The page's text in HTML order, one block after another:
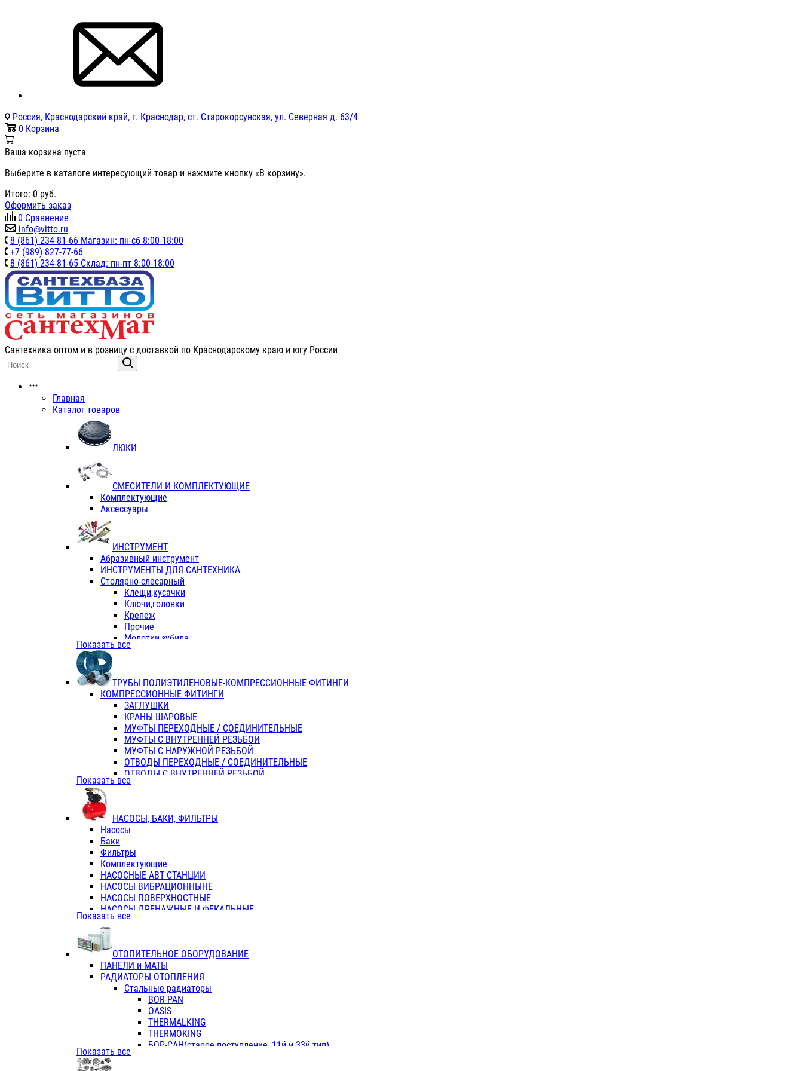
Россия, Краснодарский край, г. Краснодар, ст. Старокорсунская, ул. Северная д. 63/4
0 Корзина
Ваша корзина пуста
Выберите в каталоге интересующий товар и нажмите кнопку «В корзину».
Итого: 0 руб.
Оформить заказ
0 Сравнение
info@vitto.ru
8 (861) 234-81-66 Магазин: пн-сб 8:00-18:00
+7 (989) 827-77-66
8 (861) 234-81-65 Склад: пн-пт 8:00-18:00
Сантехника оптом и в розницу с доставкой по Краснодарскому краю и югу России
Главная
Каталог товаров
ЛЮКИ
СМЕСИТЕЛИ И КОМПЛЕКТУЮЩИЕ
Комплектующие
Аксессуары
ИНСТРУМЕНТ
Абразивный инструмент
ИНСТРУМЕНТЫ ДЛЯ САНТЕХНИКА
Столярно-слесарный
Клещи,кусачки
Ключи,головки
Крепеж
Прочие
Молотки,зубила
Пассатижи,тонкогубцы,утконосы
Отвертки
Хоз. инвентарь
ЭЛ. ИНСТРУМЕНТ OASIS
Показать все
ТРУБЫ ПОЛИЭТИЛЕНОВЫЕ-КОМПРЕССИОННЫЕ ФИТИНГИ
КОМПРЕССИОННЫЕ ФИТИНГИ
ЗАГЛУШКИ
КРАНЫ ШАРОВЫЕ
МУФТЫ ПЕРЕХОДНЫЕ / СОЕДИНИТЕЛЬНЫЕ
МУФТЫ С ВНУТРЕННЕЙ РЕЗЬБОЙ
МУФТЫ С НАРУЖНОЙ РЕЗЬБОЙ
ОТВОДЫ ПЕРЕХОДНЫЕ / СОЕДИНИТЕЛЬНЫЕ
ОТВОДЫ С ВНУТРЕННЕЙ РЕЗЬБОЙ
ОТВОДЫ С НАРУЖНОЙ РЕЗЬБОЙ
ТРОЙНИКИ ПЕРЕХОДНЫЕ / СОЕДИНИТЕЛЬНЫЕ
ТРОЙНИКИ С ВНУТРЕННЕЙ РЕЗЬБОЙ
КОЛЬЦА РЕЗИНОВЫЕ
ТРУБЫ НАПОРНЫЕ
ТРУБЫ ГОФРИРОВАННЫЕ ДВУХСЛ.
ТРУБЫ ПОЛИЭТИЛЕНОВЫЕ
Показать все
НАСОСЫ, БАКИ, ФИЛЬТРЫ
Насосы
Баки
Фильтры
Комплектующие
НАСОСНЫЕ АВТ СТАНЦИИ
НАСОСЫ ВИБРАЦИОННЫНЕ
НАСОСЫ ПОВЕРХНОСТНЫЕ
НАСОСЫ ДРЕНАЖНЫЕ И ФЕКАЛЬНЫЕ
НАСОСЫ ПОВЫСИТ и ЦИРКУЛЯЦИОННЫЕ
НАСОСЫ СКВАЖИННЫЕ
Показать все
ОТОПИТЕЛЬНОЕ ОБОРУДОВАНИЕ
ПАНЕЛИ и МАТЫ
РАДИАТОРЫ ОТОПЛЕНИЯ
Стальные радиаторы
BOR-PAN
OASIS
THERMALKING
THERMOKING
БОР-САН(старое поступление, 11й и 33й тип)
Показать все